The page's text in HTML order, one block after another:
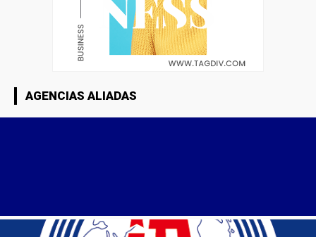
AGENCIAS ALIADAS